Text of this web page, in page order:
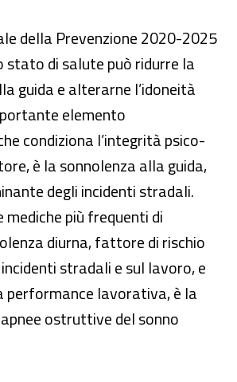
della Prevenzione 2020-2025
stato di salute può ridurre la
guida e alterarne l’idoneità
elemento
condiziona l’integrità psico-
è la sonnolenza alla guida,
degli incidenti stradali.
mediche più frequenti di
diurna, fattore di rischio
stradali e sul lavoro, e
performance lavorativa, è la
ostruttive del sonno